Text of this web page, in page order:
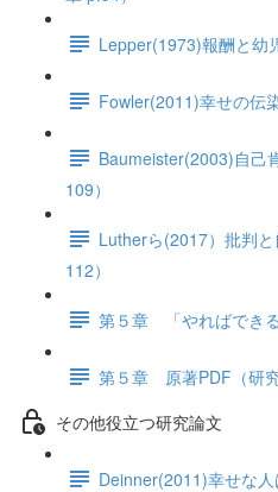
Lepper(1973)報酬と幼
Fowler(2011)幸せの伝
Baumeister(2003)自己
109）
Lutherら(2017）批判
112）
第５章 「やればでき
第５章 原著PDF（研究
その他役立つ研究論文
Deinner(2011)幸せな